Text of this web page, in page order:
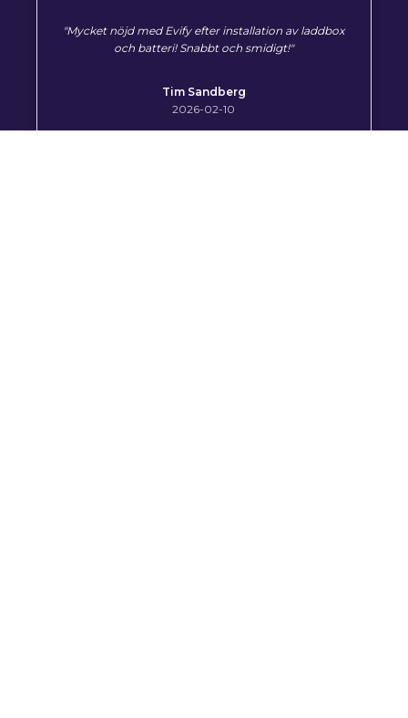
"Mycket nöjd med Evify efter installation av laddbox
och batteri! Snabbt och smidigt!"
Tim Sandberg
2026-02-10